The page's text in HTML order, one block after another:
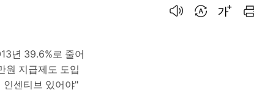
년 39.6%로 줄어
원 지급제도 도입
인센티브 있어야"